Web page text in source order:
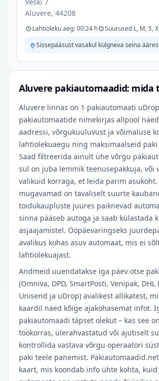
Aluvere, 44208
Lahtioleku aeg: 00:24 h
Suurused L, M, S,
Sissepääsust vasakul külgneva seina
Aluvere pakiautomaadid: mida
Aluvere linnas on 1 pakiautomaati
pakiautomaatide nimekirjas allpool
aadressi, võrgukuuluvust ja võimaluse
lahtiolekuaegu ning maksimaalseid
Saad filtreerida ainult ühe võrgu
sul on juba lemmik teenusepakkuja, või
valikuid korraga, et leida parim asukoht.
mugavamad on tavaliselt suurte
toidukaupluste juures paiknevad
sinna pääseb autoga ja saab külastada
asjaajamistel. Ööpäevaringseks
avalikus kohas asuv automaat, mis ei
lahtiolekuajast.
Andmeid uuendatakse iga päev otse
(Omniva, DPD, SmartPosti, Venipak, DHL
Unisend ja uDrop) avalikest allikatest,
kaardil näed kõige ajakohasemat infot.
pakiautomaadi täpset olekut – kas see
töökorras, ülerahvastatud või ajutiselt
kontrollida vastava võrgu operaatori
paki teele panemist.
kaart, mis koondab info ühte kohta,